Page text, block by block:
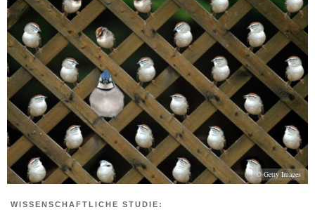
© Getty Images
WISSENSCHAFTLICHE STUDIE: